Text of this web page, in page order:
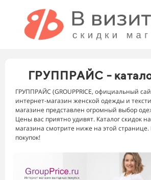
ГРУППРАЙС -
ГРУППРАЙС (GROUPPRICE, официальный
интернет-магазин женской одежды и
магазине представлен огромный выбор
Цены вас приятно удивят. Каталог скидок
магазина смотрите ниже на этой
покупок!